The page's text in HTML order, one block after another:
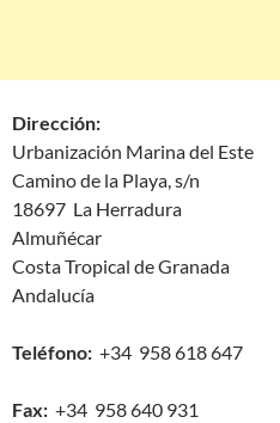
Dirección:
Urbanización Marina del Este
Camino de la Playa, s/n
18697 La Herradura
Almuñécar
Costa Tropical de Granada
Andalucía
Teléfono: +34 958 618 647
Fax: +34 958 640 931